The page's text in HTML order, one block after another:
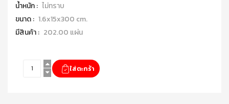
น้ำหนัก : ไม่ทราบ
ขนาด : 1.6x15x300 cm.
มีสินค้า : 202.00 แผ่น